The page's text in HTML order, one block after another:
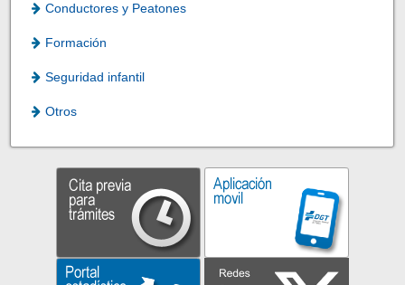
Conductores y Peatones
Formación
Seguridad infantil
Otros